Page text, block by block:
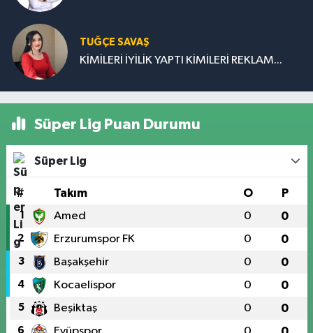
TUĞÇE SAVAŞ
KİMİLERİ İYİLİK YAPTI KİMİLERİ REKLAM...
Süper Lig Puan Durumu
Süper Lig
# Takım O P
1 Amed 0 0
2 Erzurumspor FK 0 0
3 Başakşehir 0 0
4 Kocaelispor 0 0
5 Beşiktaş 0 0
6